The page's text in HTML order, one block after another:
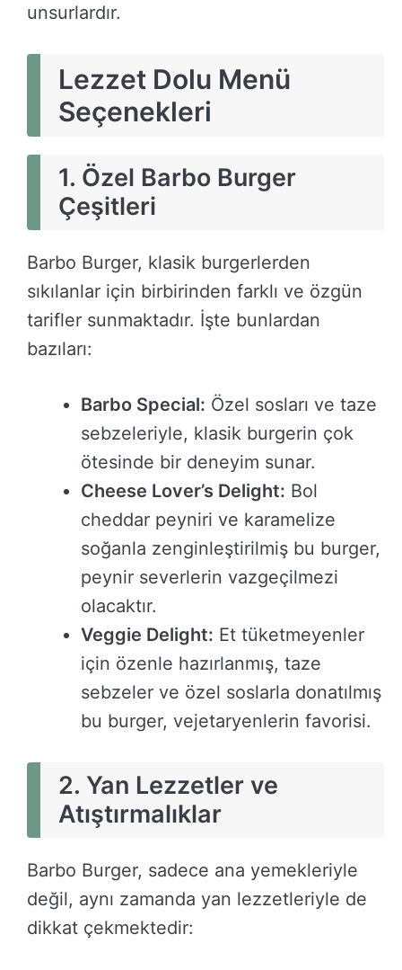
unsurlardır.
Lezzet Dolu Menü
Seçenekleri
1. Özel Barbo Burger
Çeşitleri
Barbo Burger, klasik burgerlerden
sıkılanlar için birbirinden farklı ve özgün
tarifler sunmaktadır. İşte bunlardan
bazıları:
Barbo Special: Özel sosları ve taze
sebzeleriyle, klasik burgerin çok
ötesinde bir deneyim sunar.
Cheese Lover’s Delight: Bol
cheddar peyniri ve karamelize
soğanla zenginleştirilmiş bu burger,
peynir severlerin vazgeçilmezi
olacaktır.
Veggie Delight: Et tüketmeyenler
için özenle hazırlanmış, taze
sebzeler ve özel soslarla donatılmış
bu burger, vejetaryenlerin favorisi.
2. Yan Lezzetler ve
Atıştırmalıklar
Barbo Burger, sadece ana yemekleriyle
değil, aynı zamanda yan lezzetleriyle de
dikkat çekmektedir: